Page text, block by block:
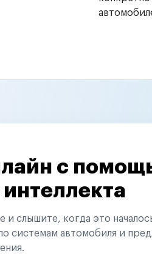
с
слышите, когда это
системам автомобиля и